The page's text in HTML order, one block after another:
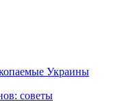
Украины
советы